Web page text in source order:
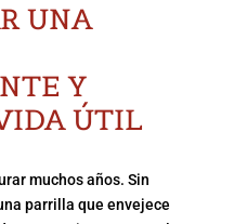
UNA
Y
ÚTIL
muchos años. Sin
parrilla que envejece